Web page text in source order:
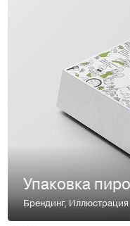
Брендинг,Иллюстрация